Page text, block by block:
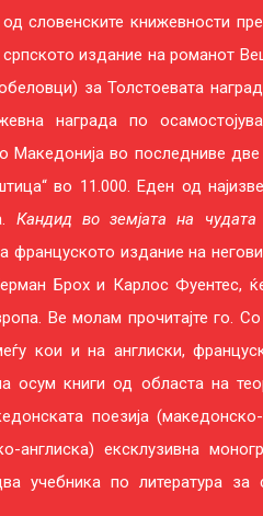
од словенските книжевности
српското издание на романот
за Толстоевата
награда по
Македонија во последниве
во 11.000. Еден од
Кандид во земјата на чудата
француското издание на
Брох и Карлос Фуентес,
Ве молам прочитајте го.
кои и на англиски,
осум книги од областа на
поезија
ексклузивна
учебника по литература за